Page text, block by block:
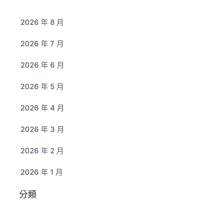
2026 年 8 月
2026 年 7 月
2026 年 6 月
2026 年 5 月
2026 年 4 月
2026 年 3 月
2026 年 2 月
2026 年 1 月
分類